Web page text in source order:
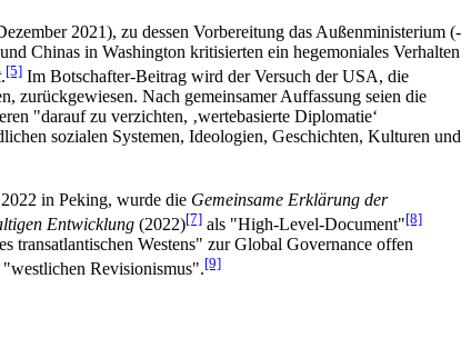
2021), zu dessen Vorbereitung das Außenministerium (­
Chinas in Washington kritisierten ein hegemoniales Verhalten
.[5] Im Botschafter-Beitrag wird der Versuch der USA, die
zurückgewiesen. Nach gemeinsamer Auffassung seien die
"darauf zu verzichten, ‚wertebasierte Diplomatie‘
sozialen Systemen, Ideologien, Geschichten, Kulturen und
in Peking, wurde die Gemeinsame Erklärung der
Entwicklung (2022)[7] als "High-Level-Document"[8]
transatlantischen Westens" zur Global Governance offen
Revisionismus".[9]